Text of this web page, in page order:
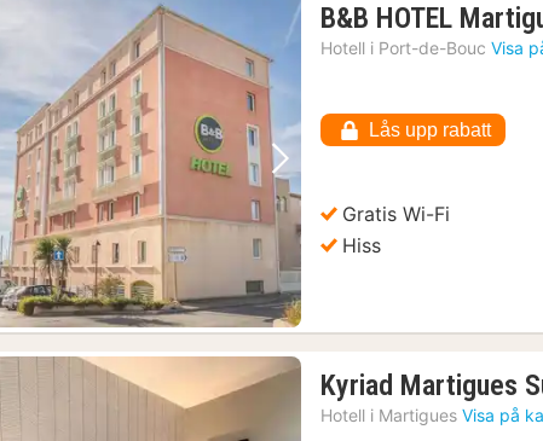
Föregående bild Nästa bild
B&B HOTEL
Hotell i Port-de-Bouc Visa
Lås upp rabatt
Gratis Wi-Fi
Hiss
Kyriad Martigues
Hotell i Martigues Visa på